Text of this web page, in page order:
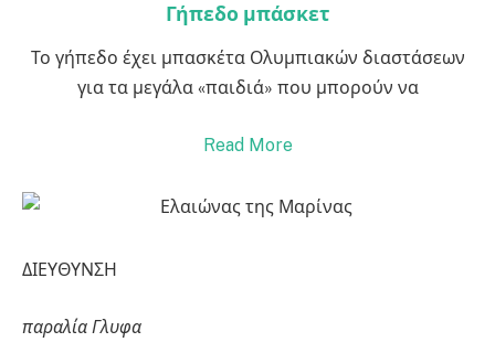
Γήπεδο μπάσκετ
Το γήπεδο έχει μπασκέτα Ολυμπιακών διαστάσεων
για τα μεγάλα «παιδιά» που μπορούν να
Read More
ΔΙΕΥΘΥΝΣΗ
παραλία Γλυφα